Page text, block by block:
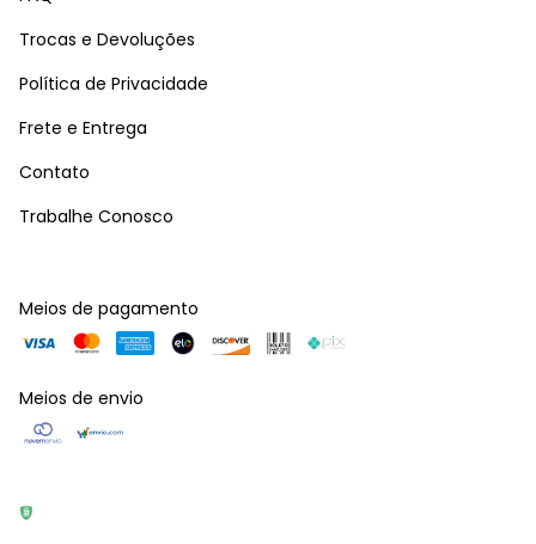
Trocas e Devoluções
Política de Privacidade
Frete e Entrega
Contato
Trabalhe Conosco
Meios de pagamento
Meios de envio